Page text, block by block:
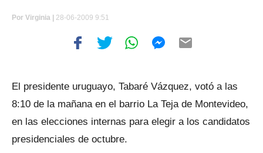
Por Virginia | 28-06-2009 9:51
El presidente uruguayo, Tabaré Vázquez, votó a las
8:10 de la mañana en el barrio La Teja de Montevideo,
en las elecciones internas para elegir a los candidatos
presidenciales de octubre.